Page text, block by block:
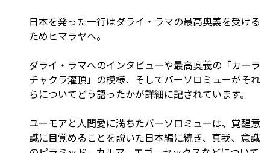
日本を発った一行はダライ・ラマの最高奥義を受ける
ためヒマラヤへ。
ダライ・ラマへのインタビューや最高奥義の「カーラ
チャクラ灌頂」の模様、そしてバーソロミューがそれ
らについてどう語ったかが詳細に記されています。
ユーモアと人間愛に満ちたバーソロミューは、覚醒意
識に目覚めることを説いた日本編に続き、真我、意識